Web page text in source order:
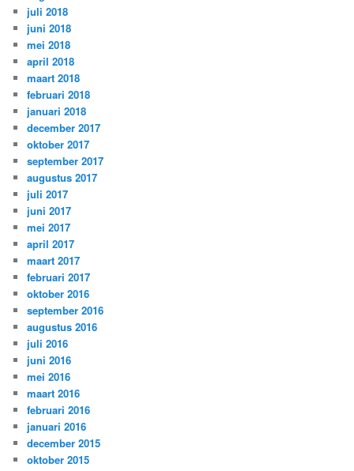
juli 2018
juni 2018
mei 2018
april 2018
maart 2018
februari 2018
januari 2018
december 2017
oktober 2017
september 2017
augustus 2017
juli 2017
juni 2017
mei 2017
april 2017
maart 2017
februari 2017
oktober 2016
september 2016
augustus 2016
juli 2016
juni 2016
mei 2016
maart 2016
februari 2016
januari 2016
december 2015
oktober 2015